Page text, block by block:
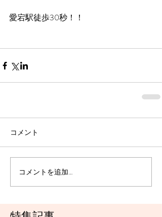
愛宕駅徒歩30秒！！
コメント
コメントを追加…